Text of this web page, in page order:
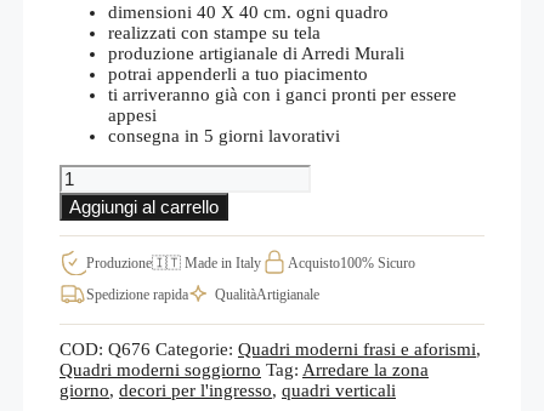
dimensioni 40 X 40 cm. ogni quadro
realizzati con stampe su tela
produzione artigianale di Arredi Murali
potrai appenderli a tuo piacimento
ti arriveranno già con i ganci pronti per essere
appesi
consegna in 5 giorni lavorativi
3
quadretti
con
scritte
Vivi,
Ridi,
Ama
parete
per
la
Aggiungi al carrello
Produzione🇮🇹 Made in Italy Acquisto100% Sicuro
Spedizione rapida
QualitàArtigianale
COD: Q676 Categorie: Quadri moderni frasi e aforismi,
Quadri moderni soggiorno Tag: Arredare la zona
giorno, decori per l'ingresso, quadri verticali